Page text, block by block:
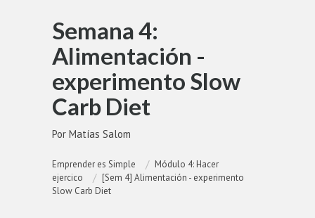
Semana 4:
Alimentación -
experimento Slow
Carb Diet
Por Matías Salom
Emprender es Simple
Módulo 4: Hacer
ejercico
[Sem 4] Alimentación - experimento
Slow Carb Diet